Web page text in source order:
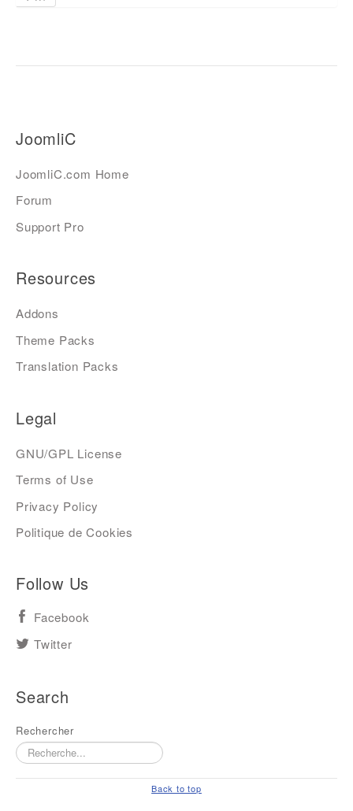
JoomliC
JoomliC.com Home
Forum
Support Pro
Resources
Addons
Theme Packs
Translation Packs
Legal
GNU/GPL License
Terms of Use
Privacy Policy
Politique de Cookies
Follow Us
Facebook
Twitter
Search
Rechercher
Back to top